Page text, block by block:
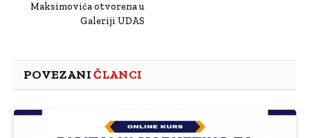
Maksimovića otvorena u
Galeriji UDAS
POVEZANIČLANCI